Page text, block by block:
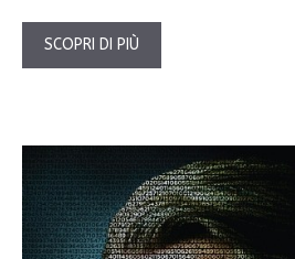
SCOPRI DI PIÙ